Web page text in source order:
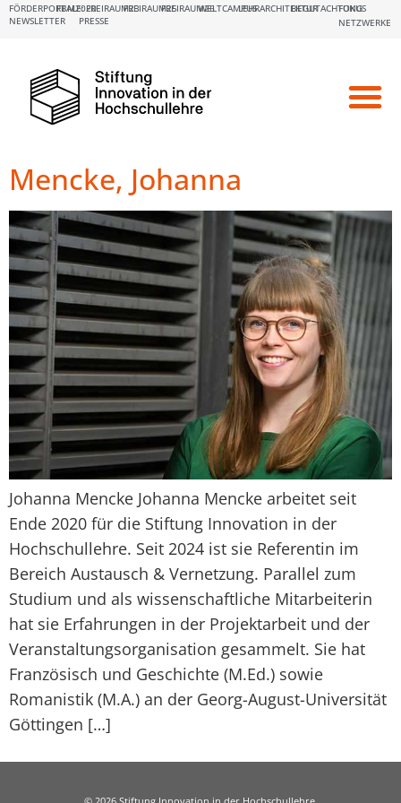
NEWSLETTER PRESSE
FÖRDERPORTALE:
FBM2020FREIRAUM23FREIRAUM25FREIRAUM26WELTCAMPUSLEHRARCHITEKTURBEGUTACHTUNG
FOKUS
NETZWERKE
Mencke, Johanna
Johanna Mencke Johanna Mencke arbeitet seit
Ende 2020 für die Stiftung Innovation in der
Hochschullehre. Seit 2024 ist sie Referentin im
Bereich Austausch & Vernetzung. Parallel zum
Studium und als wissenschaftliche Mitarbeiterin
hat sie Erfahrungen in der Projektarbeit und der
Veranstaltungsorganisation gesammelt. Sie hat
Französisch und Geschichte (M.Ed.) sowie
Romanistik (M.A.) an der Georg-August-Universität
Göttingen […]